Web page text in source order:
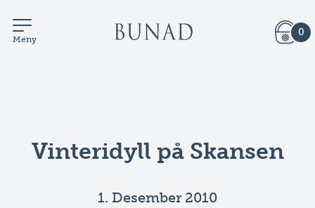
Meny
0
Vinteridyll på Skansen
1. Desember 2010